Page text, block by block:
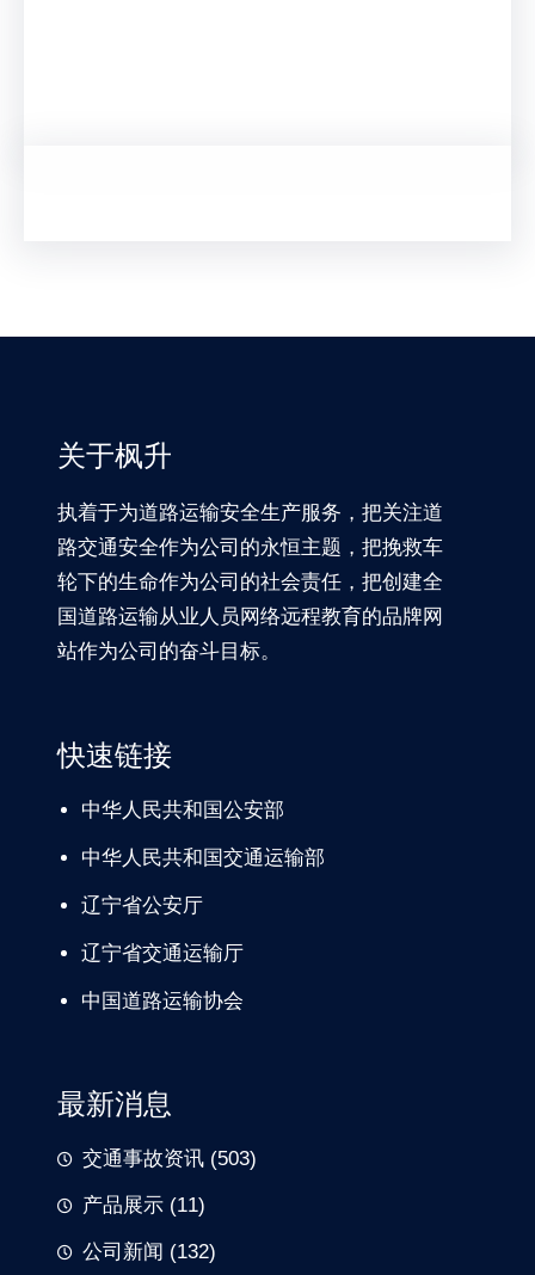
关于枫升
执着于为道路运输安全生产服务，把关注道
路交通安全作为公司的永恒主题，把挽救车
轮下的生命作为公司的社会责任，把创建全
国道路运输从业人员网络远程教育的品牌网
站作为公司的奋斗目标。
快速链接
中华人民共和国公安部
中华人民共和国交通运输部
辽宁省公安厅
辽宁省交通运输厅
中国道路运输协会
最新消息
交通事故资讯 (503)
产品展示 (11)
公司新闻 (132)